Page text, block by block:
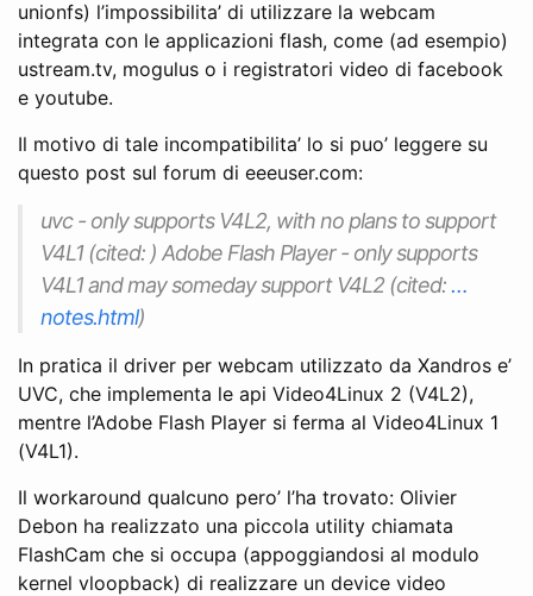
unionfs) l’impossibilita’ di utilizzare la webcam
integrata con le applicazioni flash, come (ad esempio)
ustream.tv, mogulus o i registratori video di facebook
e youtube.
Il motivo di tale incompatibilita’ lo si puo’ leggere su
questo post sul forum di eeeuser.com:
uvc - only supports V4L2, with no plans to support
V4L1 (cited: ) Adobe Flash Player - only supports
V4L1 and may someday support V4L2 (cited:…
notes.html)
In pratica il driver per webcam utilizzato da Xandros e’
UVC, che implementa le api Video4Linux 2 (V4L2),
mentre l’Adobe Flash Player si ferma al Video4Linux 1
(V4L1).
Il workaround qualcuno pero’ l’ha trovato: Olivier
Debon ha realizzato una piccola utility chiamata
FlashCam che si occupa (appoggiandosi al modulo
kernel vloopback) di realizzare un device video